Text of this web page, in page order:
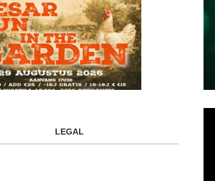
LEGAL